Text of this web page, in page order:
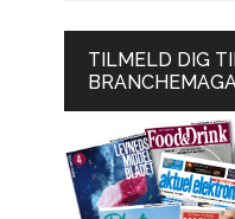
TILMELD DIG